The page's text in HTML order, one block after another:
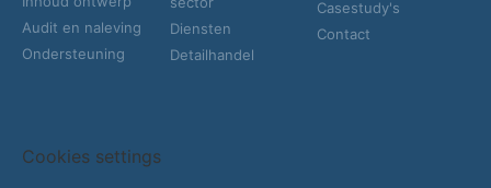
Audit en naleving
Ondersteuning
Diensten
Detailhandel
Casestudy's
Contact
Cookies settings